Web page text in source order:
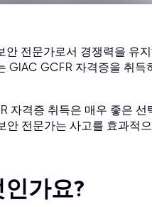
전문가로서 경쟁력을 유
GIAC GCFR 자격증을 취득
자격증 취득은 매우 좋은 선
전문가는 사고를 효과적
가요?